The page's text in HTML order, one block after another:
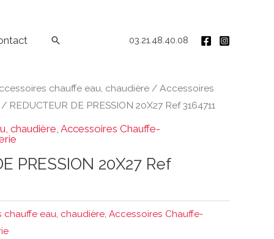
Rechercher 03.21.48.40.08
chauffe eau, chaudière / Accessoires
REDUCTEUR DE PRESSION 20X27 Ref 3164711
chaudière Accessoires Chauffe-
PRESSION 20X27 Ref
chauffe eau, chaudière, Accessoires Chauffe-